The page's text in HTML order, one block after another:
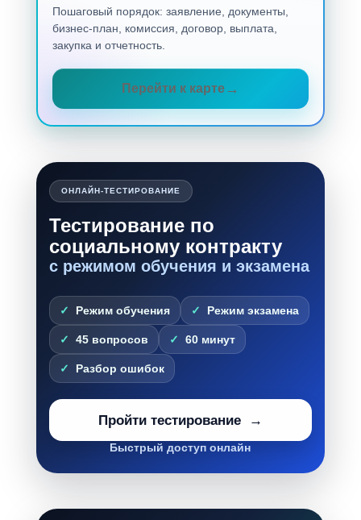
Пошаговый порядок: заявление, документы,
бизнес-план, комиссия, договор, выплата,
закупка и отчетность.
Перейти к карте
ОНЛАЙН-ТЕСТИРОВАНИЕ
Тестирование по
социальному контракту
с режимом обучения и экзамена
Режим обучения Режим экзамена
45 вопросов 60 минут
Разбор ошибок
Пройти тестирование
Быстрый доступ онлайн